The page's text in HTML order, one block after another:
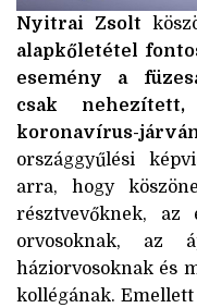
Nyitrai Zsolt
alapkőletétel
esemény a
csak
koronavírus-
országgyűlési
arra, hogy
résztvevőknek, az
orvosoknak, az
háziorvosoknak és
kollégának.